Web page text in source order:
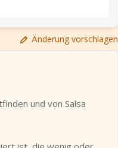
Änderung vorschlagen
und von Salsa